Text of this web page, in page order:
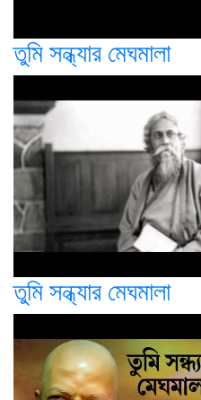
তুমি সন্ধ্যার মেঘমালা
তুমি সন্ধ্যার মেঘমালা